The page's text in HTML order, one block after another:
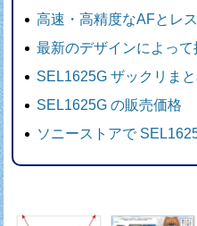
高速・高精度なAFとレ
最新のデザインによっ
SEL1625G ザックリま
SEL1625G の販売価格
ソニーストアで